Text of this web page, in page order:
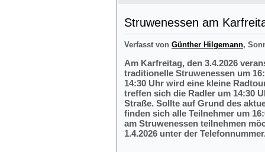
Struwenessen am
Verfasst von Günther Hilgemann,
Am Karfreitag, den 3.4.2026
traditionelle Struwenessen um
14:30 Uhr wird eine kleine
treffen sich die Radler um 14:30
Straße. Sollte auf Grund des
finden sich alle Teilnehmer um
am Struwenessen teilnehmen
1.4.2026 unter der